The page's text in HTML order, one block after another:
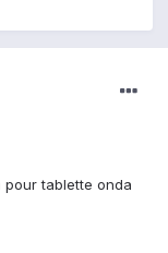
tablette onda